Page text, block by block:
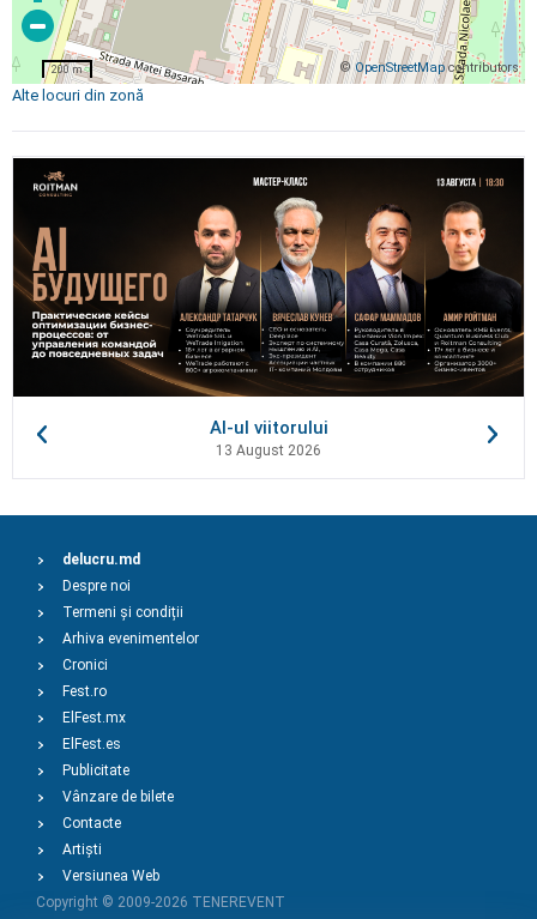
©OpenStreetMapcontributors
200 m
Alte locuri din zonă
AI-ul viitorului
13 August 2026
delucru.md
Despre noi
Termeni și condiții
Arhiva evenimentelor
Cronici
Fest.ro
ElFest.mx
ElFest.es
Publicitate
Vânzare de bilete
Contacte
Artiști
Versiunea Web
Copyright © 2009-2026 TENEREVENT